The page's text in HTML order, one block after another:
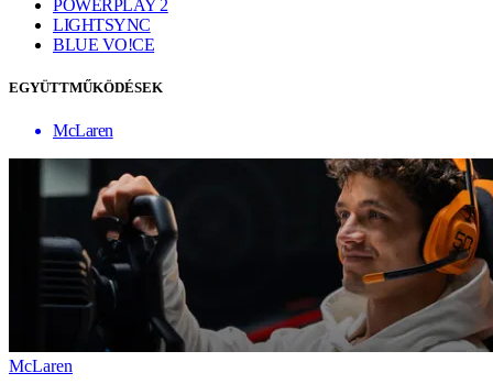
POWERPLAY 2
LIGHTSYNC
BLUE VO!CE
EGYÜTTMŰKÖDÉSEK
McLaren
McLaren